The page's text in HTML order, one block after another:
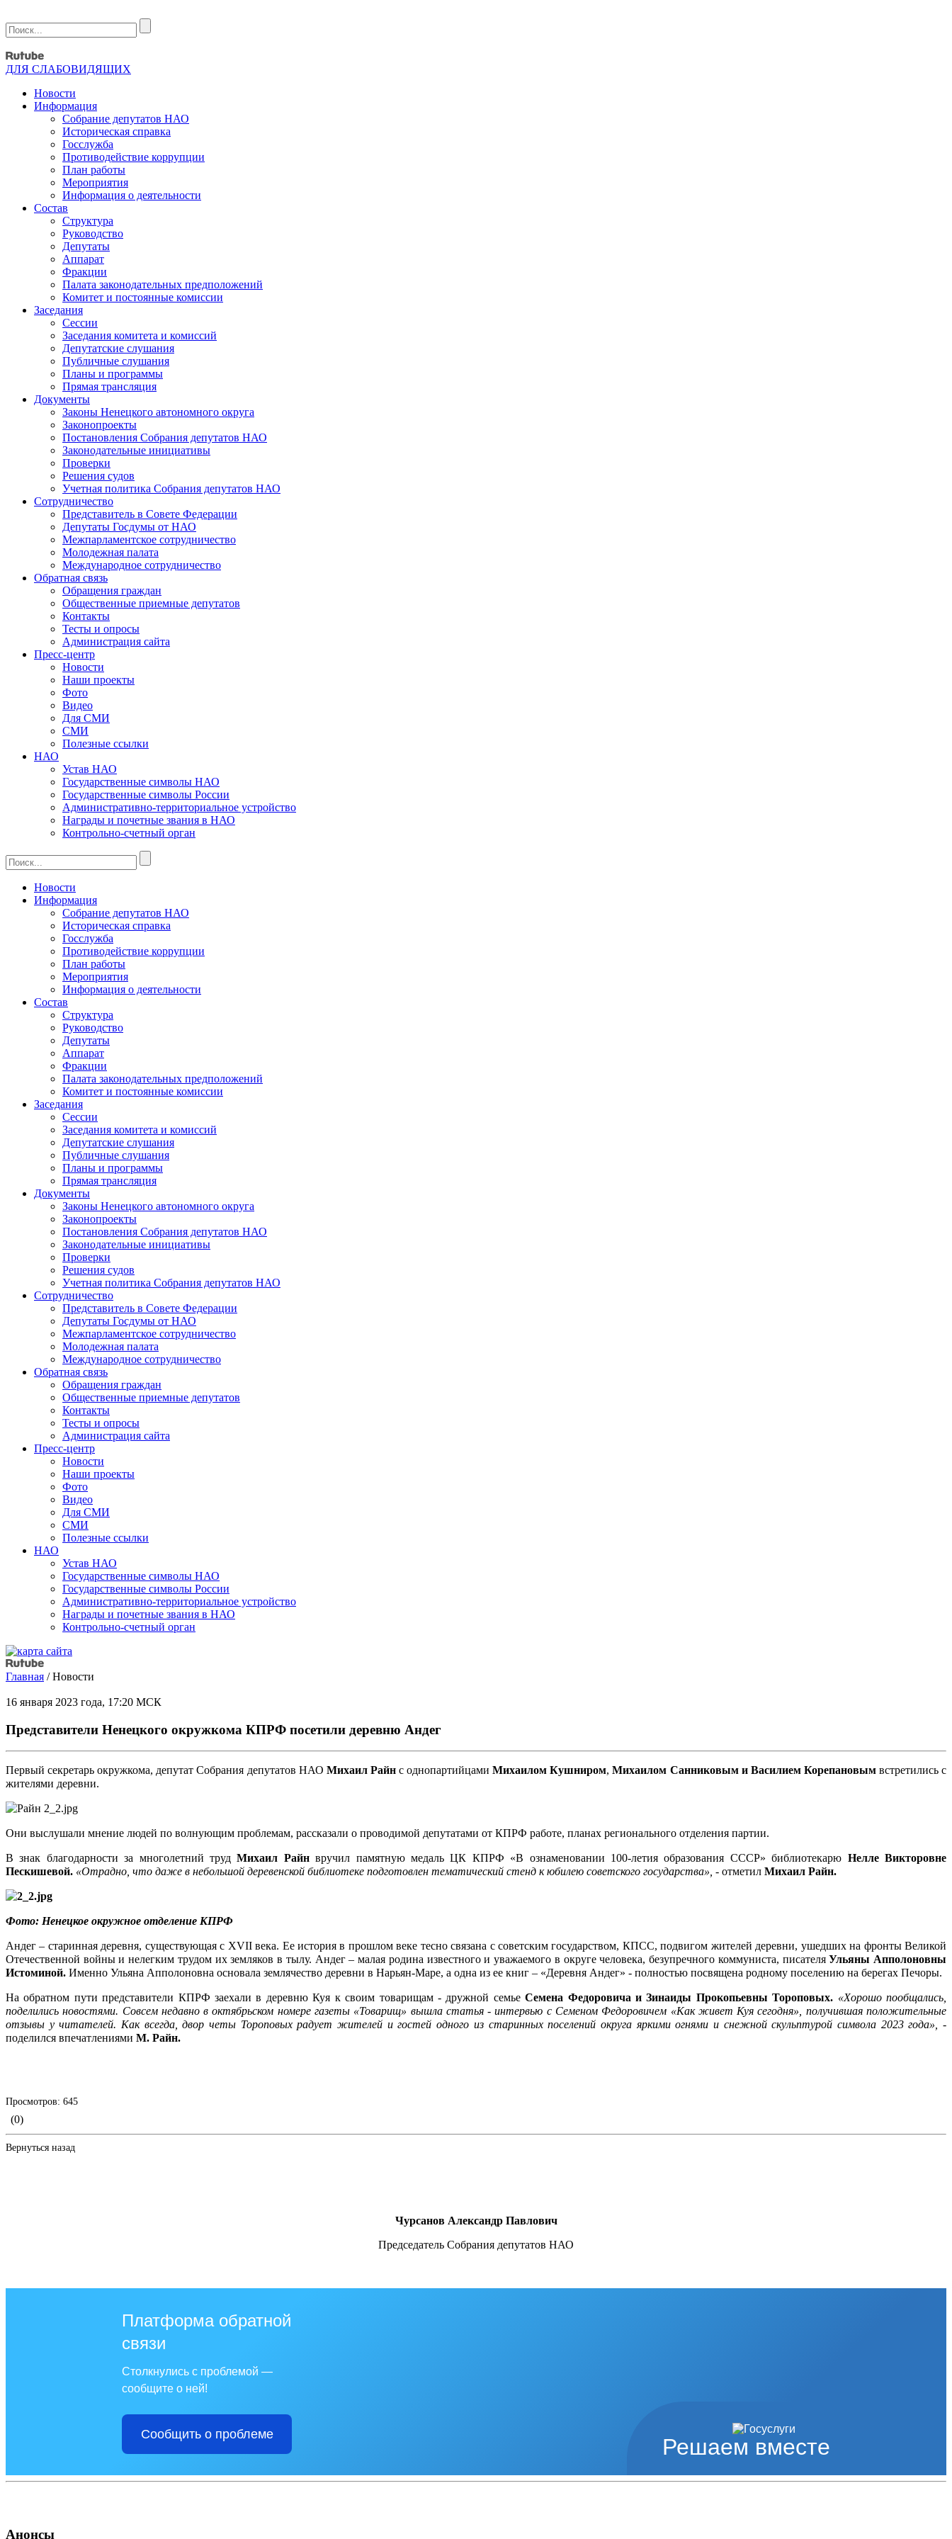
ДЛЯ СЛАБОВИДЯЩИХ
Новости
Информация
Собрание депутатов НАО
Историческая справка
Госслужба
Противодействие коррупции
План работы
Мероприятия
Информация о деятельности
Состав
Структура
Руководство
Депутаты
Аппарат
Фракции
Палата законодательных предположений
Комитет и постоянные комиссии
Заседания
Сессии
Заседания комитета и комиссий
Депутатские слушания
Публичные слушания
Планы и программы
Прямая трансляция
Документы
Законы Ненецкого автономного округа
Законопроекты
Постановления Собрания депутатов НАО
Законодательные инициативы
Проверки
Решения судов
Учетная политика Собрания депутатов НАО
Сотрудничество
Представитель в Совете Федерации
Депутаты Госдумы от НАО
Межпарламентское сотрудничество
Молодежная палата
Международное сотрудничество
Обратная cвязь
Обращения граждан
Общественные приемные депутатов
Контакты
Тесты и опросы
Администрация сайта
Пресс-центр
Новости
Наши проекты
Фото
Видео
Для СМИ
СМИ
Полезные ссылки
НАО
Устав НАО
Государственные символы НАО
Государственные символы России
Административно-территориальное устройство
Награды и почетные звания в НАО
Контрольно-счетный орган
Новости
Информация
Собрание депутатов НАО
Историческая справка
Госслужба
Противодействие коррупции
План работы
Мероприятия
Информация о деятельности
Состав
Структура
Руководство
Депутаты
Аппарат
Фракции
Палата законодательных предположений
Комитет и постоянные комиссии
Заседания
Сессии
Заседания комитета и комиссий
Депутатские слушания
Публичные слушания
Планы и программы
Прямая трансляция
Документы
Законы Ненецкого автономного округа
Законопроекты
Постановления Собрания депутатов НАО
Законодательные инициативы
Проверки
Решения судов
Учетная политика Собрания депутатов НАО
Сотрудничество
Представитель в Совете Федерации
Депутаты Госдумы от НАО
Межпарламентское сотрудничество
Молодежная палата
Международное сотрудничество
Обратная cвязь
Обращения граждан
Общественные приемные депутатов
Контакты
Тесты и опросы
Администрация сайта
Пресс-центр
Новости
Наши проекты
Фото
Видео
Для СМИ
СМИ
Полезные ссылки
НАО
Устав НАО
Государственные символы НАО
Государственные символы России
Административно-территориальное устройство
Награды и почетные звания в НАО
Контрольно-счетный орган
Главная /Новости
16 января 2023 года, 17:20 МСК
Представители Ненецкого окружкома КПРФ посетили деревню Андег
Первый секретарь окружкома, депутат Собрания депутатов НАО Михаил Райнс однопартийцамиМихаилом Кушниром,Михаилом Санниковым и Василием Корепановымвстретились с
жителями деревни.
Они выслушали мнение людей по волнующим проблемам, рассказали о проводимой депутатами от КПРФ работе, планах регионального отделения партии.
В знак благодарности за многолетний трудМихаил Райнвручил памятную медаль ЦК КПРФ «В ознаменовании 100-летия образования СССР» библиотекарю Нелле Викторовне
Пескишевой. «Отрадно, что даже в небольшой деревенской библиотеке подготовлен тематический стенд к юбилею советского государства», - отметил Михаил Райн.
Фото: Ненецкое окружное отделение КПРФ
Андег – старинная деревня, существующая с XVII века. Ее история в прошлом веке тесно связана с советским государством, КПСС, подвигом жителей деревни, ушедших на фронты Великой
Отечественной войны и нелегким трудом их земляков в тылу. Андег – малая родина известного и уважаемого в округе человека, безупречного коммуниста, писателяУльяны Апполоновны
Истоминой. Именно Ульяна Апполоновна основала землячество деревни в Нарьян-Маре, а одна из ее книг – «Деревня Андег» - полностью посвящена родному поселению на берегах Печоры.
На обратном пути представители КПРФ заехали в деревню Куя к своим товарищам - дружной семьеСемена Федоровича и Зинаиды Прокопьевны Тороповых. «Хорошо пообщались,
поделились новостями. Совсем недавно в октябрьском номере газеты «Товарищ» вышла статья - интервью с Семеном Федоровичем «Как живет Куя сегодня», получившая положительные
отзывы у читателей. Как всегда, двор четы Тороповых радует жителей и гостей одного из старинных поселений округа яркими огнями и снежной скульптурой символа 2023 года», -
поделился впечатлениями М. Райн.
Просмотров: 645
(0)
Вернуться назад
Чурсанов Александр Павлович
Председатель Собрания депутатов НАО
Решаем вместе
Платформа обратной
связи
Столкнулись с проблемой —
сообщите о ней!
Сообщить о проблеме
Анонсы